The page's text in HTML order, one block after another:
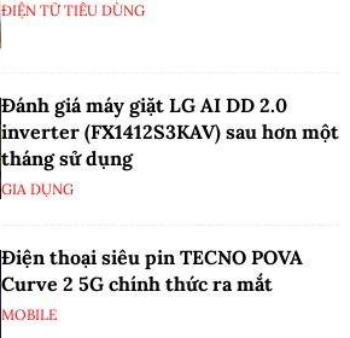
ĐIỆN TỬ TIÊU DÙNG
Đánh giá máy giặt LG AI DD 2.0
inverter (FX1412S3KAV) sau hơn một
tháng sử dụng
GIA DỤNG
Điện thoại siêu pin TECNO POVA
Curve 2 5G chính thức ra mắt
MOBILE